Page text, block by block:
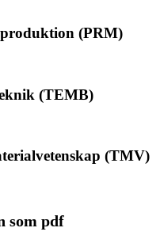
(PRM)
(TEMB)
(TMV)
som pdf